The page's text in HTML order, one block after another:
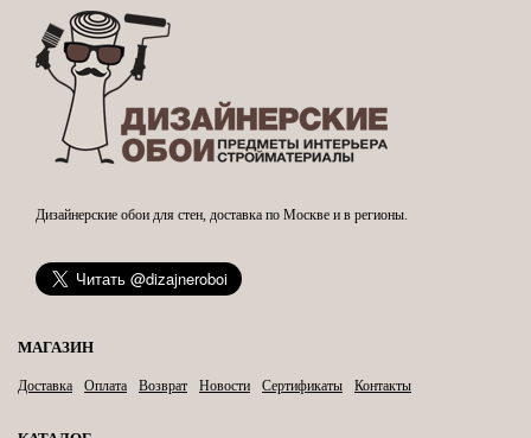
Дизайнерские обои для стен, доставка по Москве и в регионы.
МАГАЗИН
Доставка Оплата Возврат Новости Сертификаты Контакты